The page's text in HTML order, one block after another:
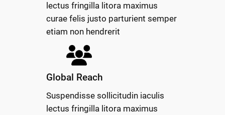
lectus fringilla litora maximus
curae felis justo parturient semper
etiam non hendrerit
Global Reach
Suspendisse sollicitudin iaculis
lectus fringilla litora maximus